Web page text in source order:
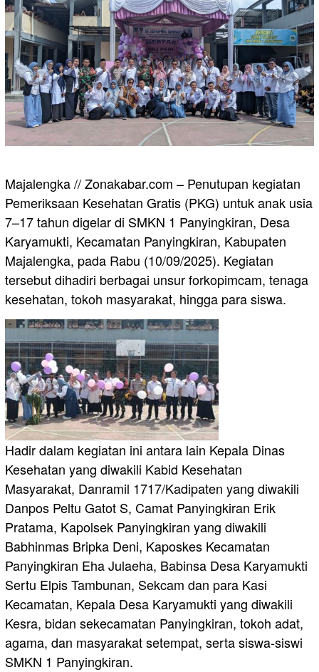
Majalengka // Zonakabar.com – Penutupan kegiatan
Pemeriksaan Kesehatan Gratis (PKG) untuk anak usia
7–17 tahun digelar di SMKN 1 Panyingkiran, Desa
Karyamukti, Kecamatan Panyingkiran, Kabupaten
Majalengka, pada Rabu (10/09/2025). Kegiatan
tersebut dihadiri berbagai unsur forkopimcam, tenaga
kesehatan, tokoh masyarakat, hingga para siswa.
Hadir dalam kegiatan ini antara lain Kepala Dinas
Kesehatan yang diwakili Kabid Kesehatan
Masyarakat, Danramil 1717/Kadipaten yang diwakili
Danpos Peltu Gatot S, Camat Panyingkiran Erik
Pratama, Kapolsek Panyingkiran yang diwakili
Babhinmas Bripka Deni, Kaposkes Kecamatan
Panyingkiran Eha Julaeha, Babinsa Desa Karyamukti
Sertu Elpis Tambunan, Sekcam dan para Kasi
Kecamatan, Kepala Desa Karyamukti yang diwakili
Kesra, bidan sekecamatan Panyingkiran, tokoh adat,
agama, dan masyarakat setempat, serta siswa-siswi
SMKN 1 Panyingkiran.